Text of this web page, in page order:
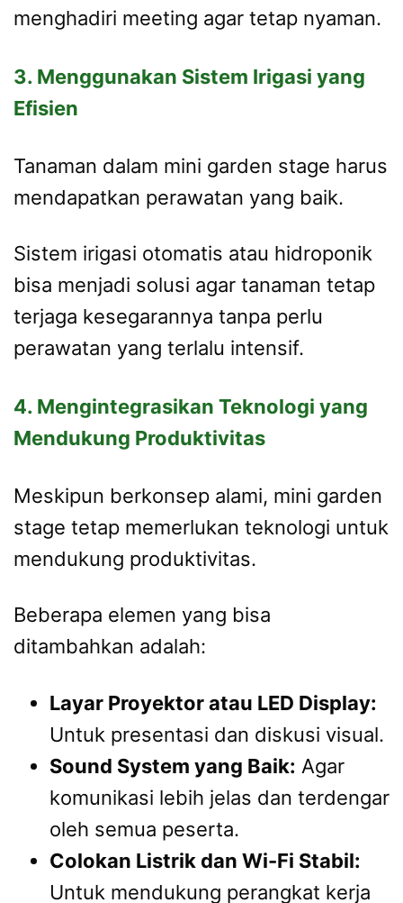
menghadiri meeting agar tetap nyaman.
3. Menggunakan Sistem Irigasi yang
Efisien
Tanaman dalam mini garden stage harus
mendapatkan perawatan yang baik.
Sistem irigasi otomatis atau hidroponik
bisa menjadi solusi agar tanaman tetap
terjaga kesegarannya tanpa perlu
perawatan yang terlalu intensif.
4. Mengintegrasikan Teknologi yang
Mendukung Produktivitas
Meskipun berkonsep alami, mini garden
stage tetap memerlukan teknologi untuk
mendukung produktivitas.
Beberapa elemen yang bisa
ditambahkan adalah:
Layar Proyektor atau LED Display:
Untuk presentasi dan diskusi visual.
Sound System yang Baik: Agar
komunikasi lebih jelas dan terdengar
oleh semua peserta.
Colokan Listrik dan Wi-Fi Stabil:
Untuk mendukung perangkat kerja